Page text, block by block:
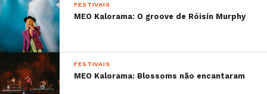
FESTIVAIS
MEO Kalorama: O groove de Róisín Murphy
FESTIVAIS
MEO Kalorama: Blossoms não encantaram